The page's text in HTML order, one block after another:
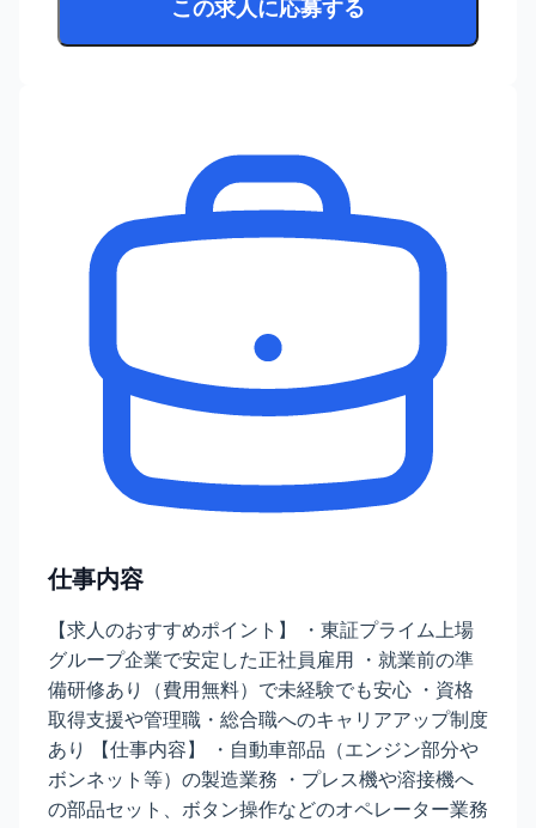
この求人に応募する
仕事内容
【求人のおすすめポイント】 ・東証プライム上場
グループ企業で安定した正社員雇用 ・就業前の準
備研修あり（費用無料）で未経験でも安心 ・資格
取得支援や管理職・総合職へのキャリアアップ制度
あり 【仕事内容】 ・自動車部品（エンジン部分や
ボンネット等）の製造業務 ・プレス機や溶接機へ
の部品セット、ボタン操作などのオペレーター業務